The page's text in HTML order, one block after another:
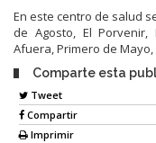
En este centro de salud
de Agosto, El Porvenir,
Afuera, Primero de
Comparte esta
Tweet
Compartir
Imprimir